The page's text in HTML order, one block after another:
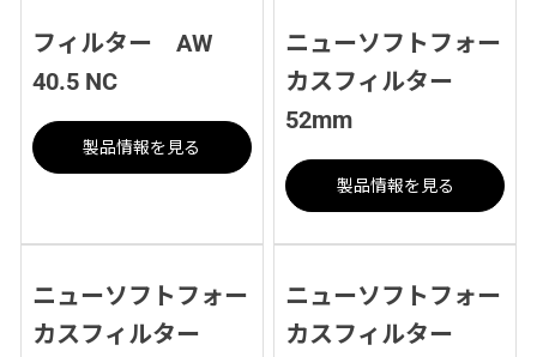
フィルター AW
40.5 NC
製品情報を見る
ニューソフトフォー
カスフィルター
52mm
製品情報を見る
ニューソフトフォー
カスフィルター
ニューソフトフォー
カスフィルター